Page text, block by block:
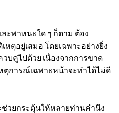
าหนะใด ๆ ก็ตาม ต้อง
หตุอยู่เสมอ โดยเฉพาะอย่างยิ่ง
บคู่ไปด้วย เนื่องจากการขาด
ตุการณ์เฉพาะหน้าจะทำได้ไม่ดี
ยกระตุ้นให้หลายท่านคำนึง